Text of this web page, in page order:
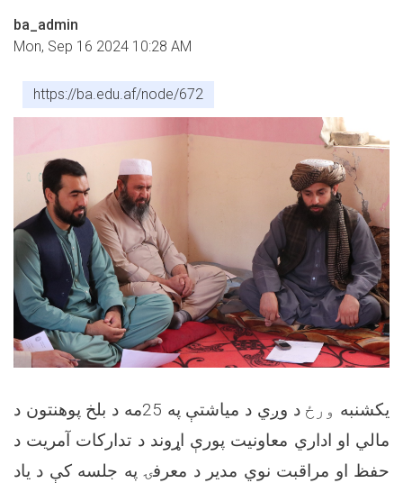
ba_admin
Mon, Sep 16 2024 10:28 AM
https://ba.edu.af/node/672
يکشنبه ورځ
د وږي د مياشتې په 25مه د بلخ پوهنتون د
مالي او اداري معاونیت پورې اړوند د تدارکات آمريت د
حفظ او مراقبت نوي مدير د معرفۍ په جلسه کې د ياد